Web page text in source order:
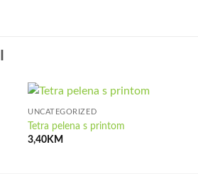
UNCATEGORIZED
Tetra pelena s printom
3,40 KM